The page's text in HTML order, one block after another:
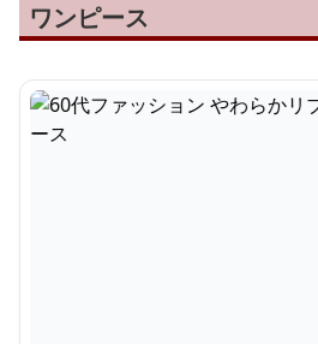
ワンピース